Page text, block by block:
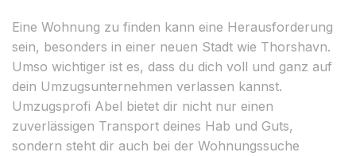
Eine Wohnung zu finden kann eine Herausforderung
sein, besonders in einer neuen Stadt wie Thorshavn.
Umso wichtiger ist es, dass du dich voll und ganz auf
dein Umzugsunternehmen verlassen kannst.
Umzugsprofi Abel bietet dir nicht nur einen
zuverlässigen Transport deines Hab und Guts,
sondern steht dir auch bei der Wohnungssuche